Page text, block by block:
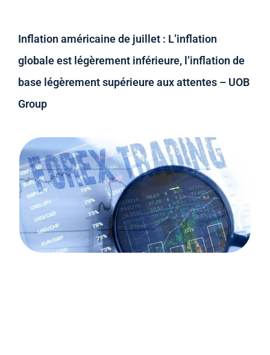
Inflation américaine de juillet : L’inflation
globale est légèrement inférieure, l’inflation de
base légèrement supérieure aux attentes – UOB
Group